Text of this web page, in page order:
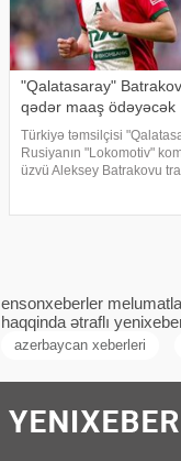
"Qalatasaray"
qədər maaş ödəyəcək
Türkiyə təmsilçisi
Rusiyanın "Lokomotiv"
üzvü Aleksey Batrakovu
ensonxeberler
haqqinda ətraflı
azerbaycan xeberleri